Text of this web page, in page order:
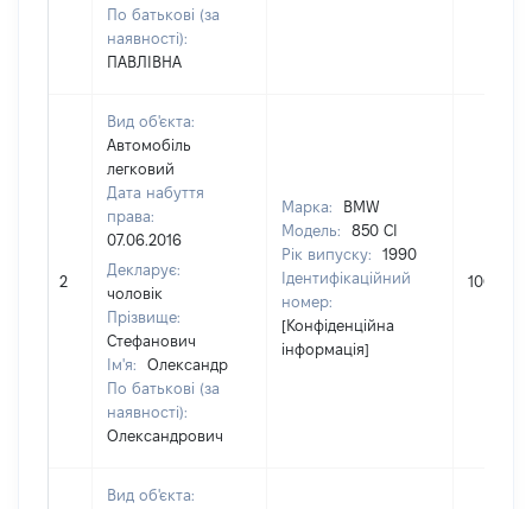
По батькові (за
наявності):
ПАВЛІВНА
2
Вид об'єкта:
Автомобіль
легковий
Дата набуття
права:
07.06.2016
Декларує:
чоловік
Прізвище:
Стефанович
Ім'я:
Олександр
По батькові (за
наявності):
Олександрович
Марка:
BMW
Модель:
850 CI
Рік випуску:
1990
Ідентифікаційний
номер:
[Конфіденційна
інформація]
100000
Вид об'єкта: